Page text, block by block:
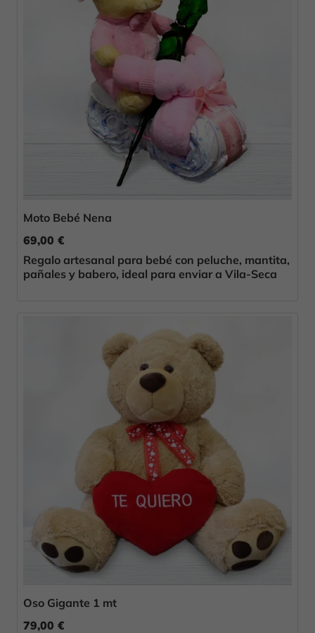
Moto Bebé Nena
69,00 €
Regalo artesanal para bebé con peluche, mantita,
pañales y babero, ideal para enviar a Vila-Seca
Oso Gigante 1 mt
79,00 €